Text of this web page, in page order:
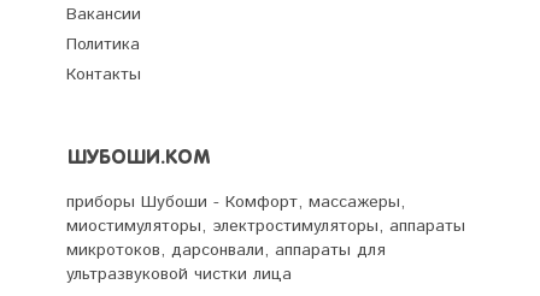
Вакансии
Политика
Контакты
ШУБОШИ.КОМ
приборы Шубоши - Комфорт, массажеры,
миостимуляторы, электростимуляторы, аппараты
микротоков, дарсонвали, аппараты для
ультразвуковой чистки лица